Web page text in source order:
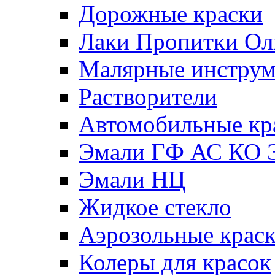
Дорожные краски
Лаки Пропитки
Малярные
Растворители
Автомобильные
Эмали ГФ АС КО
Эмали НЦ
Жидкое стекло
Аэрозольные
Колеры для красок